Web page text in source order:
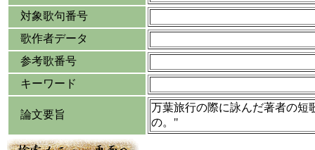
対象歌句番号
歌作者データ
参考歌番号
キーワード
論文要旨
万葉旅行の際に詠んだ著者の短
の。"